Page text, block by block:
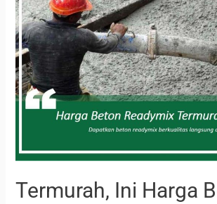
Termurah, Ini Harga